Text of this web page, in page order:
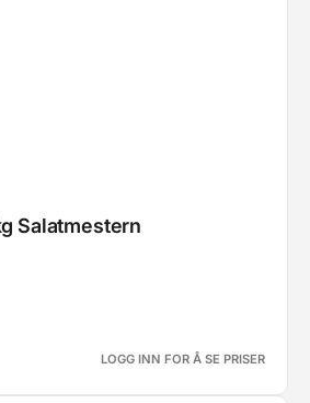
Salatmestern
LOGG INN FOR Å SE PRISER